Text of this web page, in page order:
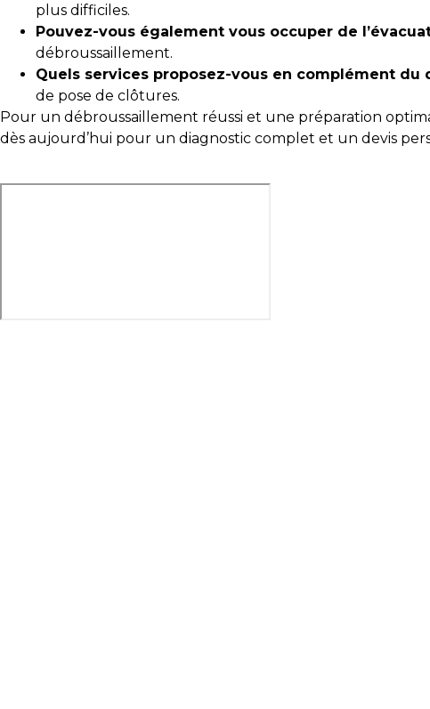
plus difficiles.
Pouvez-vous également vous occuper de
débroussaillement.
Quels services proposez-vous en complément du
de pose de clôtures.
Pour un débroussaillement réussi et une préparation
dès aujourd’hui pour un diagnostic complet et un devis